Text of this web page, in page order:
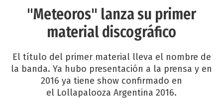
"Meteoros" lanza su primer
material discográfico
El título del primer material lleva el nombre de
la banda. Ya hubo presentación a la prensa y en
2016 ya tiene show confirmado en
el Lollapalooza Argentina 2016.